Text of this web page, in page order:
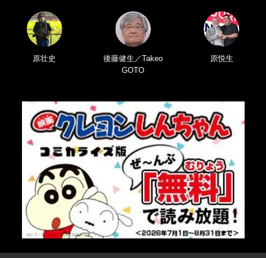
原壮史
後藤健生／Takeo
GOTO
原悦生